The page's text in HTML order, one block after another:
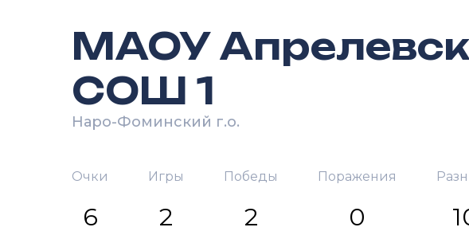
МАОУ
СОШ 1
Наро-Фоминский г.о.
Очки
6
Игры
2
Победы
2
Поражения
0